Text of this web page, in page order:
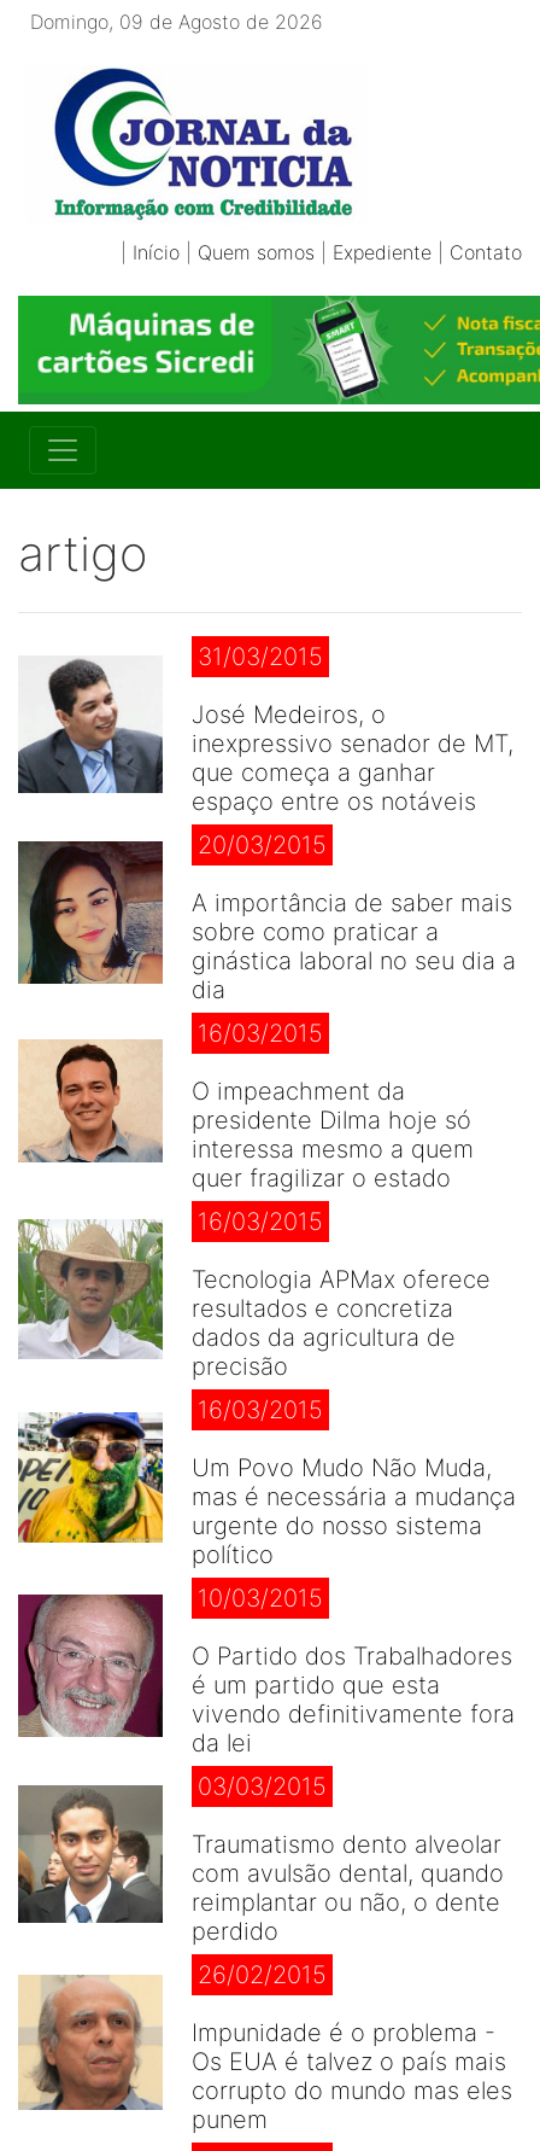
Domingo, 09 de Agosto de 2026
Início Quem somos Expediente Contato
artigo
31/03/2015
José Medeiros, o
inexpressivo senador de MT,
que começa a ganhar
espaço entre os notáveis
20/03/2015
A importância de saber mais
sobre como praticar a
ginástica laboral no seu dia a
dia
16/03/2015
O impeachment da
presidente Dilma hoje só
interessa mesmo a quem
quer fragilizar o estado
16/03/2015
Tecnologia APMax oferece
resultados e concretiza
dados da agricultura de
precisão
16/03/2015
Um Povo Mudo Não Muda,
mas é necessária a mudança
urgente do nosso sistema
político
10/03/2015
O Partido dos Trabalhadores
é um partido que esta
vivendo definitivamente fora
da lei
03/03/2015
Traumatismo dento alveolar
com avulsão dental, quando
reimplantar ou não, o dente
perdido
26/02/2015
Impunidade é o problema -
Os EUA é talvez o país mais
corrupto do mundo mas eles
punem